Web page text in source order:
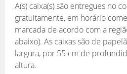
A(s) caixa(s) são entregues no
gratuitamente, em horário
marcada de acordo com a
abaixo). As caixas são de
largura, por 55 cm de
altura.